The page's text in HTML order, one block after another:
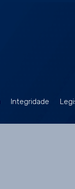
Integridade